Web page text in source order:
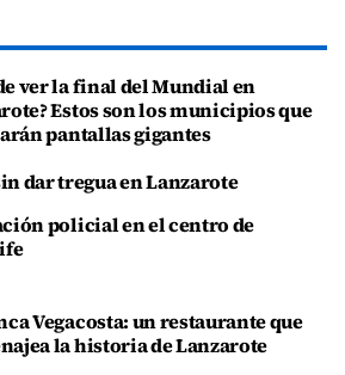
ver la final del Mundial en
Estos son los municipios que
pantallas gigantes
dar tregua en Lanzarote
policial en el centro de
Vegacosta: un restaurante que
la historia de Lanzarote